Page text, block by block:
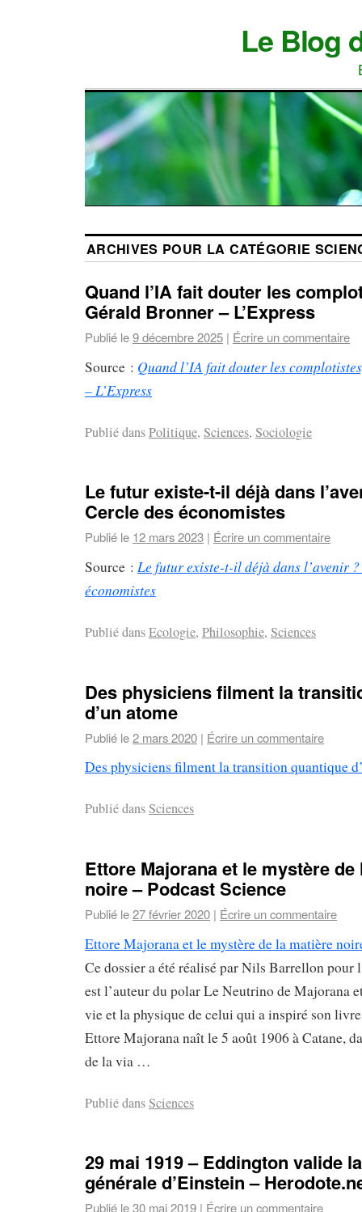
Le Blog
ARCHIVES POUR LA CATÉGORIE
Quand l’IA fait douter les
Gérald Bronner – L’Express
Publié le9 décembre 2025 | Écrire un commentaire
Source : Quand l’IA fait douter les
– L’Express
Publié dansPolitique, Sciences, Sociologie
Le futur existe-t-il déjà dans
Cercle des économistes
Publié le 12 mars 2023 | Écrire un commentaire
Source : Le futur existe-t-il déjà dans l’avenir
économistes
Publié dansEcologie, Philosophie, Sciences
Des physiciens filment la
d’un atome
Publié le2 mars 2020 | Écrire un commentaire
Des physiciens filment la transition quantique
Publié dansSciences
Ettore Majorana et le mystère de
noire – Podcast Science
Publié le27 février 2020 | Écrire un commentaire
Ettore Majorana et le mystère de la matière
Ce dossier a été réalisé par Nils Barrellon pour
est l’auteur du polar Le Neutrino de Majorana
vie et la physique de celui qui a inspiré son
Ettore Majorana naît le 5 août 1906 à Catane,
de la via …
Publié dansSciences
29 mai 1919 – Eddington valide
générale d’Einstein –
Publié le30 mai 2019 | Écrire un commentaire